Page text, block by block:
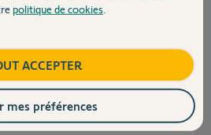
politique de cookies
ACCEPTER
mes préférences